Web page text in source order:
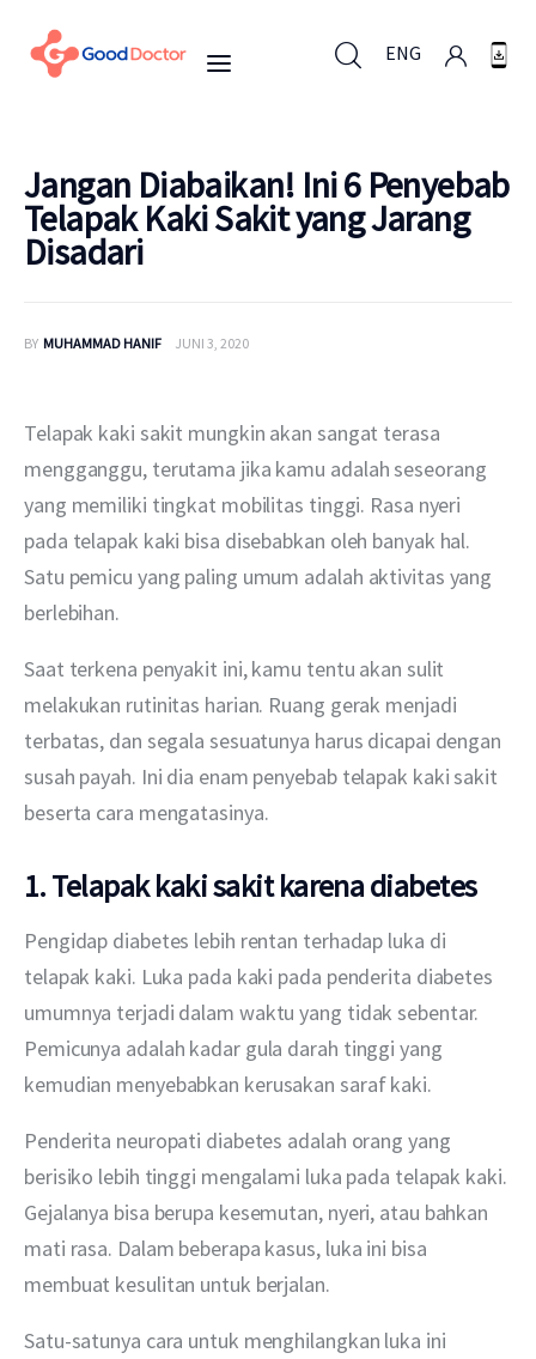
ENG
Untuk Bisnis
Layanan
Jangan Diabaikan! Ini 6 Penyebab
Telapak Kaki Sakit yang Jarang
Disadari
BY MUHAMMAD HANIF JUNI 3, 2020
Telapak kaki sakit mungkin akan sangat terasa
mengganggu, terutama jika kamu adalah seseorang
yang memiliki tingkat mobilitas tinggi. Rasa nyeri
pada telapak kaki bisa disebabkan oleh banyak hal.
Satu pemicu yang paling umum adalah aktivitas yang
berlebihan.
Saat terkena penyakit ini, kamu tentu akan sulit
melakukan rutinitas harian. Ruang gerak menjadi
terbatas, dan segala sesuatunya harus dicapai dengan
susah payah. Ini dia enam penyebab telapak kaki sakit
beserta cara mengatasinya.
1. Telapak kaki sakit karena diabetes
Pengidap diabetes lebih rentan terhadap luka di
telapak kaki. Luka pada kaki pada penderita diabetes
umumnya terjadi dalam waktu yang tidak sebentar.
Pemicunya adalah kadar gula darah tinggi yang
kemudian menyebabkan kerusakan saraf kaki.
Penderita neuropati diabetes adalah orang yang
berisiko lebih tinggi mengalami luka pada telapak kaki.
Gejalanya bisa berupa kesemutan, nyeri, atau bahkan
mati rasa. Dalam beberapa kasus, luka ini bisa
membuat kesulitan untuk berjalan.
Satu-satunya cara untuk menghilangkan luka ini